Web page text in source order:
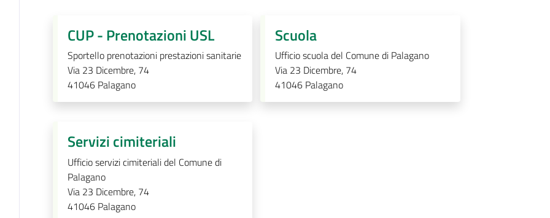
CUP - Prenotazioni USL
Sportello prenotazioni prestazioni sanitarie
Via 23 Dicembre, 74
41046 Palagano
Scuola
Ufficio scuola del Comune di Palagano
Via 23 Dicembre, 74
41046 Palagano
Servizi cimiteriali
Ufficio servizi cimiteriali del Comune di
Palagano
Via 23 Dicembre, 74
41046 Palagano